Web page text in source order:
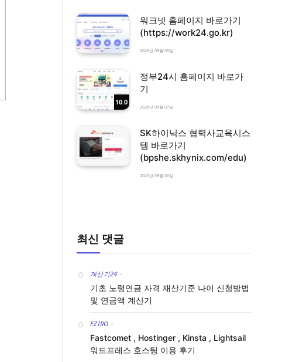
워크넷 홈페이지 바로가기
(https://work24.go.kr)
2026년 08월 08일
10.0
정부24시 홈페이지 바로가
기
2026년 08월 07일
SK하이닉스 협력사교육시스
템 바로가기
(bpshe.skhynix.com/edu)
2026년 08월 06일
최신 댓글
계산기24 -
기초 노령연금 자격 재산기준 나이 신청방법
및 연금액 계산기
EZIRO -
Fastcomet , Hostinger , Kinsta , Lightsail
워드프레스 호스팅 이용 후기